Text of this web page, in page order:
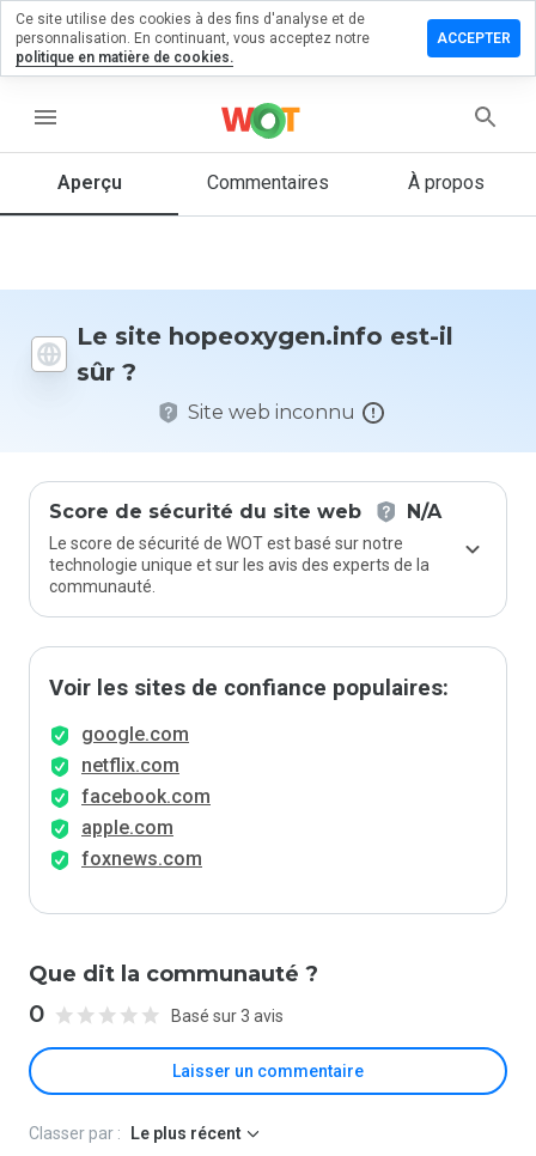
menu
Aperçu Commentaires À propos
Le site hopeoxygen.info est-il
sûr ?
Site web inconnu
Score de sécurité du site web N/A
Le score de sécurité de WOT est basé sur notre
technologie unique et sur les avis des experts de la
communauté.
Voir les sites de confiance populaires:
google.com
netflix.com
facebook.com
apple.com
foxnews.com
Que dit la communauté ?
0 Basé sur 3 avis
Laisser un commentaire
un
1 et 5
vous à ce
site ?
Classer par : Le plus récent
Ce site utilise des cookies à des fins d'analyse et de
personnalisation. En continuant, vous acceptez notre
politique en matière de cookies.
ACCEPTER